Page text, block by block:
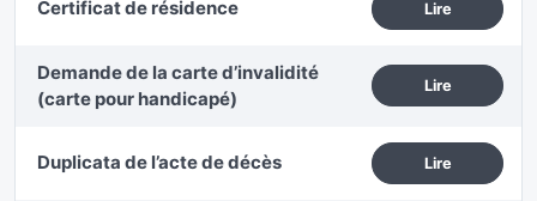
Certificat de résidence Lire
Demande de la carte d’invalidité
(carte pour handicapé)
Lire
Duplicata de l’acte de décès Lire